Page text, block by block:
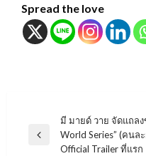
Spread the love
แนะแนว
เรื่อง
Previous
มี มายด์ วาย จัดแถลง
World Series” (คนล
Official Trailer ที่แรก